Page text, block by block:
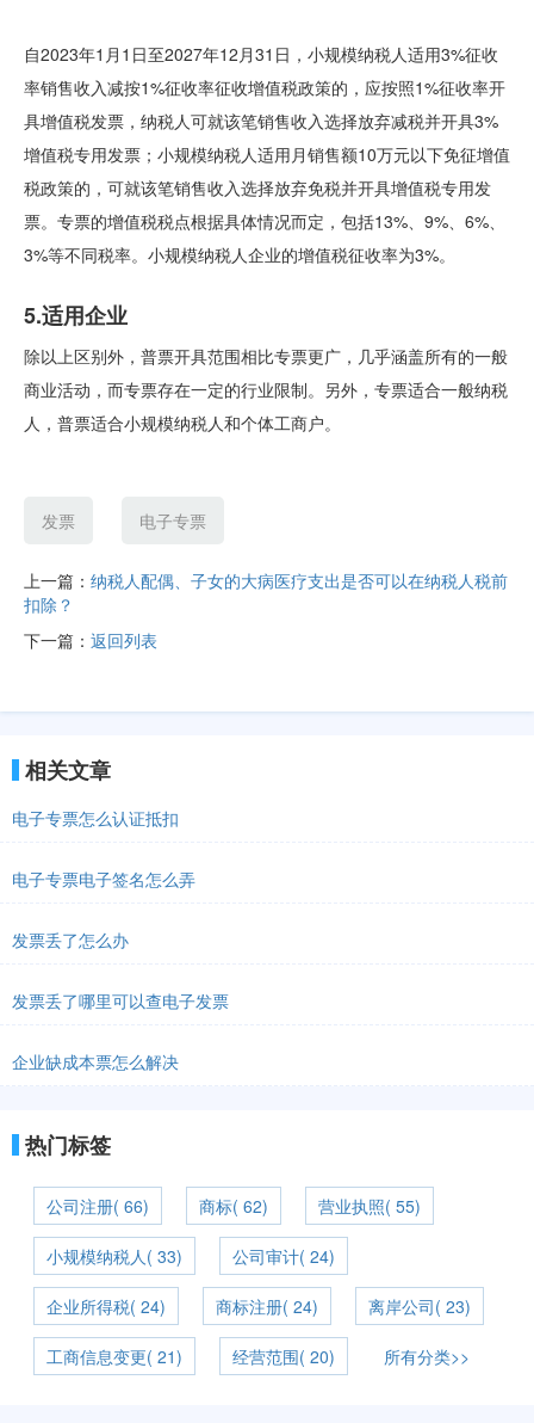
自2023年1月1日至2027年12月31日，小规模纳税人适用3%征收
率销售收入减按1%征收率征收增值税政策的，应按照1%征收率开
具增值税发票，纳税人可就该笔销售收入选择放弃减税并开具3%
增值税专用发票；小规模纳税人适用月销售额10万元以下免征增值
税政策的，可就该笔销售收入选择放弃免税并开具增值税专用发
票。专票的增值税税点根据具体情况而定，包括13%、9%、6%、
3%等不同税率。小规模纳税人企业的增值税征收率为3%。
5.适用企业
除以上区别外，普票开具范围相比专票更广，几乎涵盖所有的一般
商业活动，而专票存在一定的行业限制。另外，专票适合一般纳税
人，普票适合小规模纳税人和个体工商户。
发票 电子专票
上一篇： 纳税人配偶、子女的大病医疗支出是否可以在纳税人税前
扣除？
下一篇： 返回列表
相关文章
电子专票怎么认证抵扣
电子专票电子签名怎么弄
发票丢了怎么办
发票丢了哪里可以查电子发票
企业缺成本票怎么解决
热门标签
公司注册( 66) 商标( 62) 营业执照( 55)
小规模纳税人( 33) 公司审计( 24)
企业所得税( 24) 商标注册( 24) 离岸公司( 23)
工商信息变更( 21) 经营范围( 20) 所有分类>>